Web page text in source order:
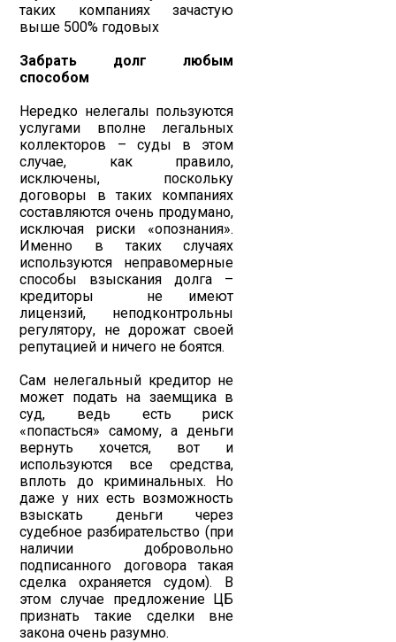
таких компаниях зачастую
выше 500% годовых
Забрать долг любым
способом
Нередко нелегалы пользуются
услугами вполне легальных
коллекторов – суды в этом
случае, как правило,
исключены, поскольку
договоры в таких компаниях
составляются очень продумано,
исключая риски «опознания».
Именно в таких случаях
используются неправомерные
способы взыскания долга –
кредиторы не имеют
лицензий, неподконтрольны
регулятору, не дорожат своей
репутацией и ничего не боятся.
Сам нелегальный кредитор не
может подать на заемщика в
суд, ведь есть риск
«попасться» самому, а деньги
вернуть хочется, вот и
используются все средства,
вплоть до криминальных. Но
даже у них есть возможность
взыскать деньги через
судебное разбирательство (при
наличии добровольно
подписанного договора такая
сделка охраняется судом). В
этом случае предложение ЦБ
признать такие сделки вне
закона очень разумно.